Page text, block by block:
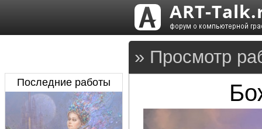
» Просмотр
Последние работы